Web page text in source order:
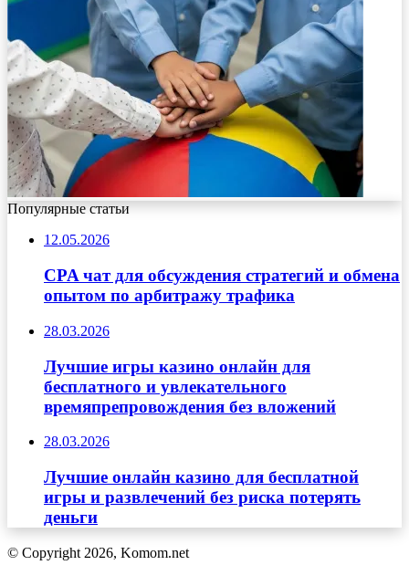
Популярные статьи
12.05.2026
CPA чат для обсуждения стратегий и обмена
опытом по арбитражу трафика
28.03.2026
Лучшие игры казино онлайн для
бесплатного и увлекательного
времяпрепровождения без вложений
28.03.2026
Лучшие онлайн казино для бесплатной
игры и развлечений без риска потерять
деньги
© Copyright 2026, Komom.net